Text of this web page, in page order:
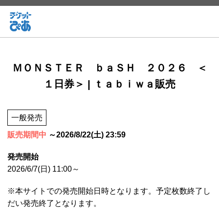
ＭＯＮＳＴＥＲ ｂａＳＨ ２０２６ ＜
１日券＞ | ｔａｂｉｗａ販売
一般発売
販売期間中 ～2026/8/22(土) 23:59
発売開始
2026/6/7(日) 11:00～
※本サイトでの発売開始日時となります。予定枚数終了し
だい発売終了となります。